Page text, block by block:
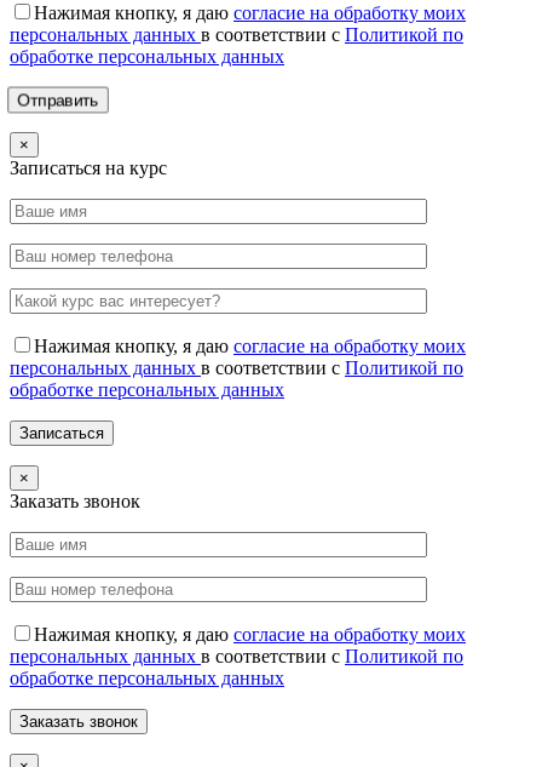
Нажимая кнопку, я даю согласие на обработку моих
персональных данных в соответствии с Политикой по
обработке персональных данных
×
Записаться на курс
Нажимая кнопку, я даю согласие на обработку моих
персональных данных в соответствии с Политикой по
обработке персональных данных
×
Заказать звонок
Нажимая кнопку, я даю согласие на обработку моих
персональных данных в соответствии с Политикой по
обработке персональных данных